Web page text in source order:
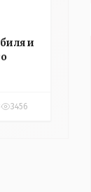
и
3456